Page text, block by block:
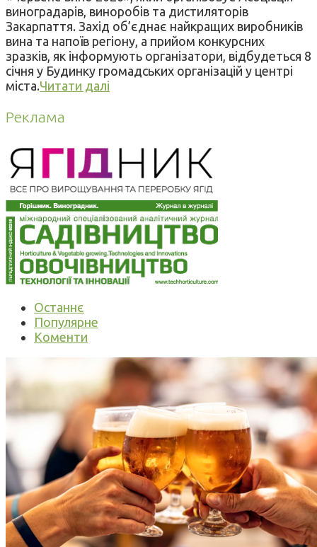
виноградарів, виноробів та дистиляторів
Закарпаття. Захід об’єднає найкращих виробників
вина та напоїв регіону, а прийом конкурсних
зразків, як інформують організатори, відбудеться 8
січня у Будинку громадських організацій у центрі
міста.Читати далі
Реклама
Останнє
Популярне
Коменти